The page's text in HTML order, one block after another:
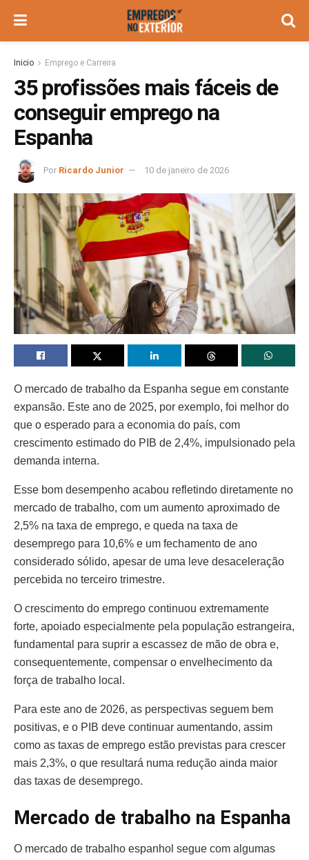
Inicio Emprego e Carreira
35 profissões mais fáceis de
conseguir emprego na
Espanha
Por Ricardo Junior 10 de janeiro de 2026
O mercado de trabalho da Espanha segue em constante
expansão. Este ano de 2025, por exemplo, foi melhor do
que o esperado para a economia do país, com
crescimento estimado do PIB de 2,4%, impulsionado pela
demanda interna.
Esse bom desempenho acabou refletindo diretamente no
mercado de trabalho, com um aumento aproximado de
2,5% na taxa de emprego, e queda na taxa de
desemprego para 10,6% e um fechamento de ano
considerado sólido, apesar de uma leve desaceleração
percebida no terceiro trimestre.
O crescimento do emprego continuou extremamente
forte, apoiado especialmente pela população estrangeira,
fundamental para suprir a escassez de mão de obra e,
consequentemente, compensar o envelhecimento da
força de trabalho local.
Para este ano de 2026, as perspectivas seguem bem
positivas, e o PIB deve continuar aumentando, assim
como as taxas de emprego estão previstas para crescer
mais 2,3%, o que resultará numa redução ainda maior
das taxas de desemprego.
Mercado de trabalho na Espanha
O mercado de trabalho espanhol segue com algumas